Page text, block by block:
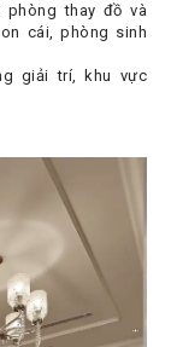
phòng thay đồ và
cái, phòng sinh
giải trí, khu vực